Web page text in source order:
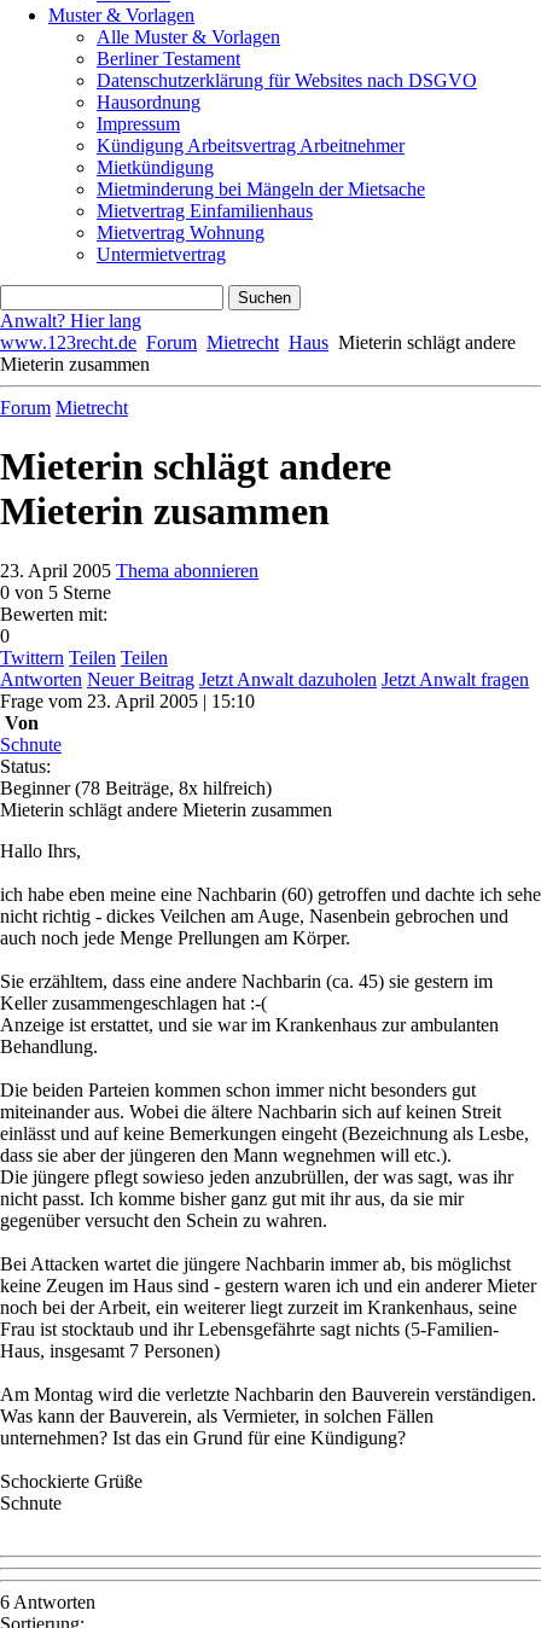
Muster & Vorlagen
Alle Muster & Vorlagen
Berliner Testament
Datenschutzerklärung für Websites nach DSGVO
Hausordnung
Impressum
Kündigung Arbeitsvertrag Arbeitnehmer
Mietkündigung
Mietminderung bei Mängeln der Mietsache
Mietvertrag Einfamilienhaus
Mietvertrag Wohnung
Untermietvertrag
Anwalt? Hier lang
www.123recht.de Forum Mietrecht Haus Mieterin schlägt andere
Mieterin zusammen
Forum Mietrecht
Mieterin schlägt andere
Mieterin zusammen
23. April 2005 Thema abonnieren
0 von 5 Sterne
Bewerten mit:
0
Twittern Teilen Teilen
Antworten Neuer Beitrag Jetzt Anwalt dazuholen Jetzt Anwalt fragen
Frage vom 23. April 2005 | 15:10
Von
Schnute
Status:
Beginner (78 Beiträge, 8x hilfreich)
Mieterin schlägt andere Mieterin zusammen
Hallo Ihrs,
ich habe eben meine eine Nachbarin (60) getroffen und dachte ich sehe
nicht richtig - dickes Veilchen am Auge, Nasenbein gebrochen und
auch noch jede Menge Prellungen am Körper.
Sie erzähltem, dass eine andere Nachbarin (ca. 45) sie gestern im
Keller zusammengeschlagen hat :-(
Anzeige ist erstattet, und sie war im Krankenhaus zur ambulanten
Behandlung.
Die beiden Parteien kommen schon immer nicht besonders gut
miteinander aus. Wobei die ältere Nachbarin sich auf keinen Streit
einlässt und auf keine Bemerkungen eingeht (Bezeichnung als Lesbe,
dass sie aber der jüngeren den Mann wegnehmen will etc.).
Die jüngere pflegt sowieso jeden anzubrüllen, der was sagt, was ihr
nicht passt. Ich komme bisher ganz gut mit ihr aus, da sie mir
gegenüber versucht den Schein zu wahren.
Bei Attacken wartet die jüngere Nachbarin immer ab, bis möglichst
keine Zeugen im Haus sind - gestern waren ich und ein anderer Mieter
noch bei der Arbeit, ein weiterer liegt zurzeit im Krankenhaus, seine
Frau ist stocktaub und ihr Lebensgefährte sagt nichts (5-Familien-
Haus, insgesamt 7 Personen)
Am Montag wird die verletzte Nachbarin den Bauverein verständigen.
Was kann der Bauverein, als Vermieter, in solchen Fällen
unternehmen? Ist das ein Grund für eine Kündigung?
Schockierte Grüße
Schnute
6 Antworten
Sortierung: